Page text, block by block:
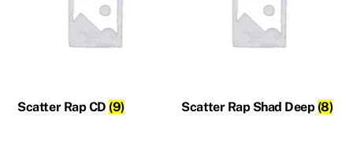
Scatter Rap CD (9) Scatter Rap Shad Deep (8)